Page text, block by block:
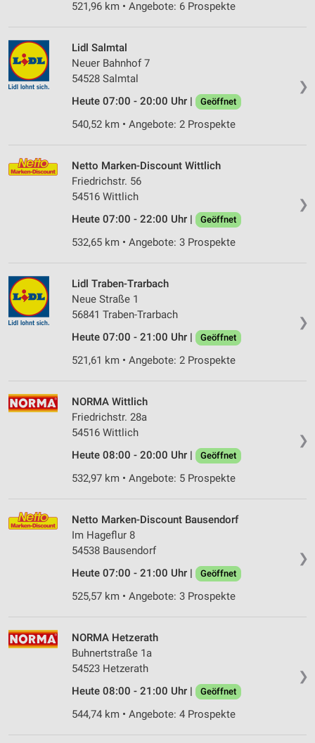
521,96 km • Angebote: 6 Prospekte
❯
Lidl Salmtal
Neuer Bahnhof 7
54528 Salmtal
Heute 07:00 - 20:00 Uhr |
Geöffnet
540,52 km • Angebote: 2 Prospekte
❯
Netto Marken-Discount Wittlich
Friedrichstr. 56
54516 Wittlich
Heute 07:00 - 22:00 Uhr |
Geöffnet
532,65 km • Angebote: 3 Prospekte
❯
Lidl Traben-Trarbach
Neue Straße 1
56841 Traben-Trarbach
Heute 07:00 - 21:00 Uhr |
Geöffnet
521,61 km • Angebote: 2 Prospekte
❯
NORMA Wittlich
Friedrichstr. 28a
54516 Wittlich
Heute 08:00 - 20:00 Uhr |
Geöffnet
532,97 km • Angebote: 5 Prospekte
❯
Netto Marken-Discount Bausendorf
Im Hageflur 8
54538 Bausendorf
Heute 07:00 - 21:00 Uhr |
Geöffnet
525,57 km • Angebote: 3 Prospekte
❯
NORMA Hetzerath
Buhnertstraße 1a
54523 Hetzerath
Heute 08:00 - 21:00 Uhr |
Geöffnet
544,74 km • Angebote: 4 Prospekte